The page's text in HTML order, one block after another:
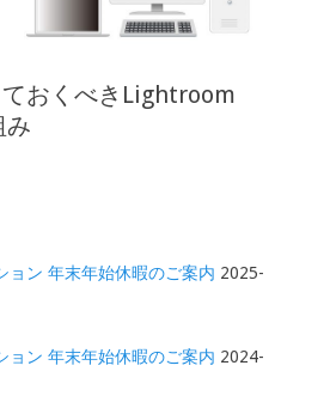
おくべきLightroom
み
ョン 年末年始休暇のご案内 2025-
ョン 年末年始休暇のご案内 2024-